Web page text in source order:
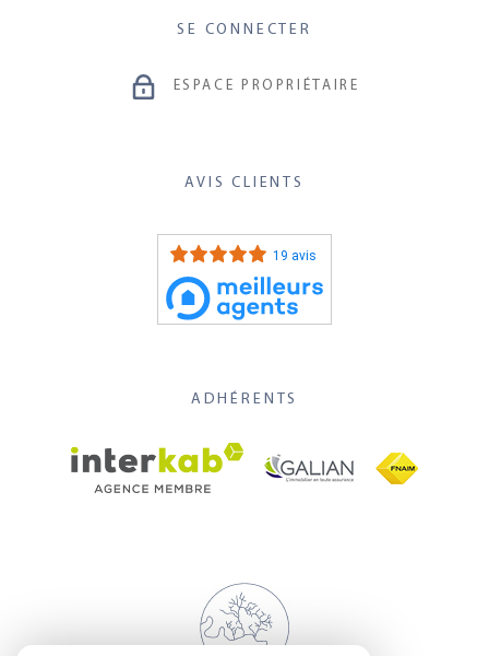
SE CONNECTER
ESPACE PROPRIÉTAIRE
AVIS CLIENTS
19 avis
ADHÉRENTS